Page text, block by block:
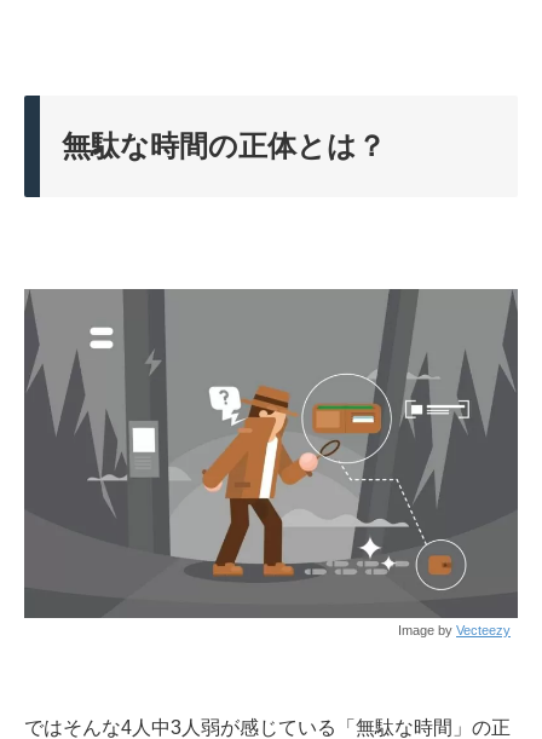
無駄な時間の正体とは？
Image by Vecteezy
ではそんな4人中3人弱が感じている「無駄な時間」の正